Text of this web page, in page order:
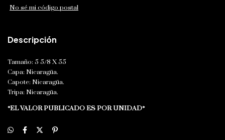
No sé mi código postal
Descripción
Tamaño: 5 5/8 X 55
Capa: Nicaragüa.
Capote: Nicaragüa.
Tripa: Nicaragüa.
*EL VALOR PUBLICADO ES POR UNIDAD*